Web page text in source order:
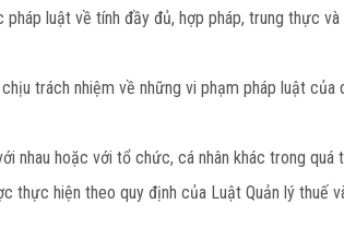
luật về tính đầy đủ, hợp pháp, trung thực
trách nhiệm về những vi phạm pháp luật của
nhau hoặc với tổ chức, cá nhân khác trong quá
thực hiện theo quy định của Luật Quản lý thuế